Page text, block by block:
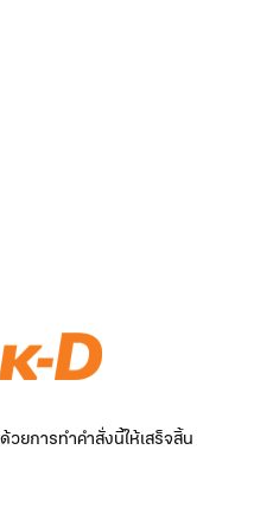
ยการทำคำสั่งนี้ให้เสร็จสิ้น